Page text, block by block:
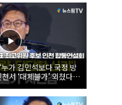
가 김민석보다 국정 방
서 ‘대체불가’ 외쳤다 |
당대표·최고위원 후